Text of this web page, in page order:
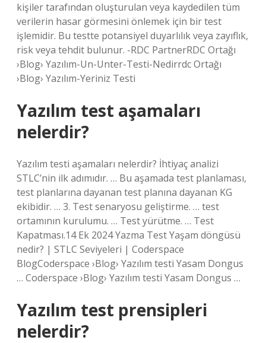
kişiler tarafından oluşturulan veya kaydedilen tüm
verilerin hasar görmesini önlemek için bir test
işlemidir. Bu testte potansiyel duyarlılık veya zayıflık,
risk veya tehdit bulunur. -RDC PartnerRDC Ortağı
›Blog› Yazılım-Un-Unter-Testi-Nedirrdc Ortağı
›Blog› Yazılım-Yeriniz Testi
Yazılım test aşamaları
nelerdir?
Yazılım testi aşamaları nelerdir? İhtiyaç analizi
STLC’nin ilk adımıdır. … Bu aşamada test planlaması,
test planlarına dayanan test planına dayanan KG
ekibidir. … 3. Test senaryosu geliştirme. … test
ortamının kurulumu. … Test yürütme. … Test
Kapatması.14 Ek 2024 Yazma Test Yaşam döngüsü
nedir? | STLC Seviyeleri | Coderspace
BlogCoderspace ›Blog› Yazılım testi Yasam Dongus
… Coderspace ›Blog› Yazılım testi Yasam Dongus …
Yazılım test prensipleri
nelerdir?